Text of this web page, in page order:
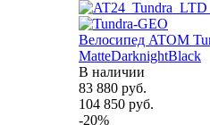
Велосипед ATOM
MatteDarknightBlack
В наличии
83 880 руб.
104 850 руб.
-20%